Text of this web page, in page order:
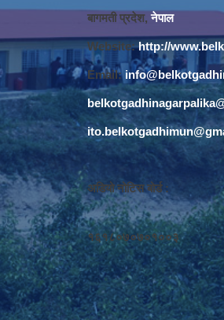
बागमती प्रदेश, नेपाल
Website:http://
Email:
अडियो नोटिस बोर्ड :
१६१८०७०७०१००३